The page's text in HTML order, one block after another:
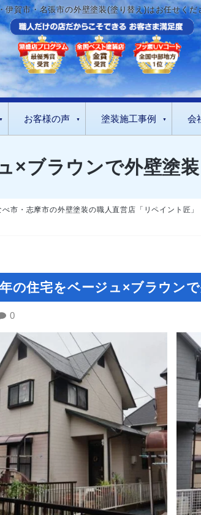
賀市・名張市の外壁塗装(塗り替え)はお任せくだ
お客様の声 塗装施工事例 会
×ブラウンで外壁塗
市・志摩市の外壁塗装の職人直営店「リペイント匠」
の住宅をベージュ×ブラウン
0